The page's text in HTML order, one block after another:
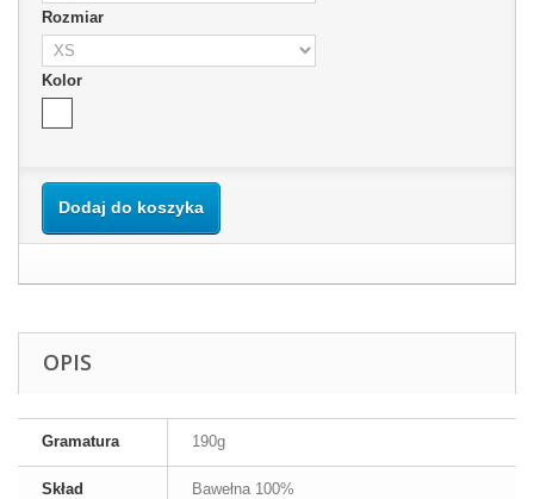
Rozmiar
Kolor
Dodaj do koszyka
OPIS
Gramatura 190g
Skład Bawełna 100%